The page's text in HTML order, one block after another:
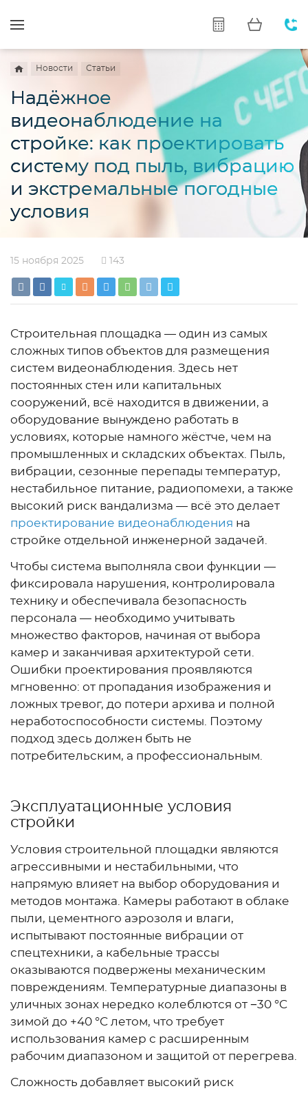
Новости Статьи
Надёжное
видеонаблюдение на
стройке: как проектировать
систему под пыль, вибрацию
и экстремальные погодные
условия
15 ноября 2025 143
Строительная площадка — один из самых
сложных типов объектов для размещения
систем видеонаблюдения. Здесь нет
постоянных стен или капитальных
сооружений, всё находится в движении, а
оборудование вынуждено работать в
условиях, которые намного жёстче, чем на
промышленных и складских объектах. Пыль,
вибрации, сезонные перепады температур,
нестабильное питание, радиопомехи, а также
высокий риск вандализма — всё это делает
проектирование видеонаблюдения на
стройке отдельной инженерной задачей.
Чтобы система выполняла свои функции —
фиксировала нарушения, контролировала
технику и обеспечивала безопасность
персонала — необходимо учитывать
множество факторов, начиная от выбора
камер и заканчивая архитектурой сети.
Ошибки проектирования проявляются
мгновенно: от пропадания изображения и
ложных тревог, до потери архива и полной
неработоспособности системы. Поэтому
подход здесь должен быть не
потребительским, а профессиональным.
Эксплуатационные условия
стройки
Условия строительной площадки являются
агрессивными и нестабильными, что
напрямую влияет на выбор оборудования и
методов монтажа. Камеры работают в облаке
пыли, цементного аэрозоля и влаги,
испытывают постоянные вибрации от
спецтехники, а кабельные трассы
оказываются подвержены механическим
повреждениям. Температурные диапазоны в
уличных зонах нередко колеблются от −30 °C
зимой до +40 °C летом, что требует
использования камер с расширенным
рабочим диапазоном и защитой от перегрева.
Сложность добавляет высокий риск